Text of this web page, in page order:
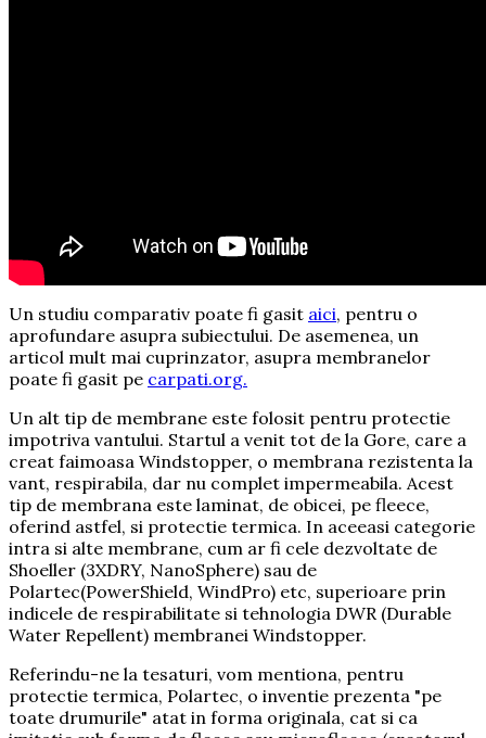
Un studiu comparativ poate fi gasit aici, pentru o
aprofundare asupra subiectului. De asemenea, un
articol mult mai cuprinzator, asupra membranelor
poate fi gasit pe carpati.org.
Un alt tip de membrane este folosit pentru protectie
impotriva vantului. Startul a venit tot de la Gore, care a
creat faimoasa Windstopper, o membrana rezistenta la
vant, respirabila, dar nu complet impermeabila. Acest
tip de membrana este laminat, de obicei, pe fleece,
oferind astfel, si protectie termica. In aceeasi categorie
intra si alte membrane, cum ar fi cele dezvoltate de
Shoeller (3XDRY, NanoSphere) sau de
Polartec(PowerShield, WindPro) etc, superioare prin
indicele de respirabilitate si tehnologia DWR (Durable
Water Repellent) membranei Windstopper.
Referindu-ne la tesaturi, vom mentiona, pentru
protectie termica, Polartec, o inventie prezenta "pe
toate drumurile" atat in forma originala, cat si ca